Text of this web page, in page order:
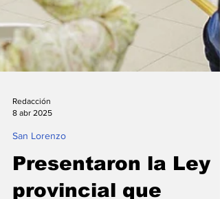
8 abr 2025
San Lorenzo
Presentaron la Ley